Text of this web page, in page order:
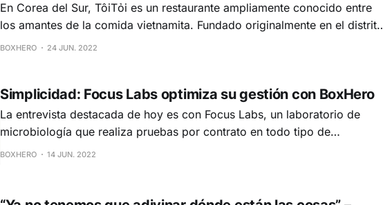
En Corea del Sur, TôiTỏi es un restaurante ampliamente conocido entre
los amantes de la comida vietnamita. Fundado originalmente en el distrito
de Itaewon en Seúl, TôiTỏi gestiona actualmente sucursales en varios
BOXHERO 24 JUN. 2022
Simplicidad: Focus Labs optimiza su gestión con BoxHero
La entrevista destacada de hoy es con Focus Labs, un laboratorio de
microbiología que realiza pruebas por contrato en todo tipo de
productos, excepto alimentos. Desde cremas y maquillaje hasta bolas de
BOXHERO 14 JUN. 2022